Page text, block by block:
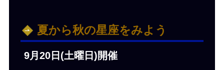
夏から秋の星座をみよう
9月20日(土曜日)開催